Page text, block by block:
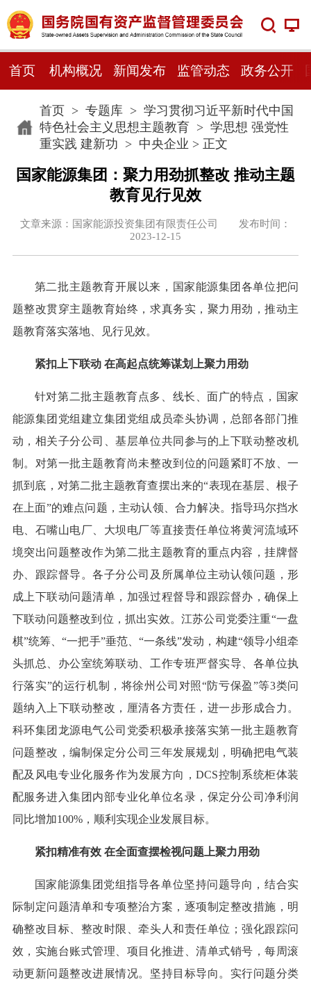
首页 机构概况 新闻发布 监管动态 政务公开
首页> 专题库> 学习贯彻习近平新时代中国
特色社会主义思想主题教育> 学思想 强党性
重实践 建新功 > 中央企业 > 正文
国家能源集团：聚力用劲抓整改 推动主题
教育见行见效
文章来源：国家能源投资集团有限责任公司 发布时间：
2023-12-15
第二批主题教育开展以来，国家能源集团各单位把问
题整改贯穿主题教育始终，求真务实，聚力用劲，推动主
题教育落实落地、见行见效。
紧扣上下联动 在高起点统筹谋划上聚力用劲
针对第二批主题教育点多、线长、面广的特点，国家
能源集团党组建立集团党组成员牵头协调，总部各部门推
动，相关子分公司、基层单位共同参与的上下联动整改机
制。对第一批主题教育尚未整改到位的问题紧盯不放、一
抓到底，对第二批主题教育查摆出来的“表现在基层、根子
在上面”的难点问题，主动认领、合力解决。指导玛尔挡水
电、石嘴山电厂、大坝电厂等直接责任单位将黄河流域环
境突出问题整改作为第二批主题教育的重点内容，挂牌督
办、跟踪督导。各子分公司及所属单位主动认领问题，形
成上下联动问题清单，加强过程督导和跟踪督办，确保上
下联动问题整改到位，抓出实效。江苏公司党委注重“一盘
棋”统筹、“一把手”垂范、“一条线”发动，构建“领导小组牵
头抓总、办公室统筹联动、工作专班严督实导、各单位执
行落实”的运行机制，将徐州公司对照“防亏保盈”等3类问
题纳入上下联动整改，厘清各方责任，进一步形成合力。
科环集团龙源电气公司党委积极承接落实第一批主题教育
问题整改，编制保定分公司三年发展规划，明确把电气装
配及风电专业化服务作为发展方向，DCS控制系统柜体装
配服务进入集团内部专业化单位名录，保定分公司净利润
同比增加100%，顺利实现企业发展目标。
紧扣精准有效 在全面查摆检视问题上聚力用劲
国家能源集团党组指导各单位坚持问题导向，结合实
际制定问题清单和专项整治方案，逐项制定整改措施，明
确整改目标、整改时限、牵头人和责任单位；强化跟踪问
效，实施台账式管理、项目化推进、清单式销号，每周滚
动更新问题整改进展情况。坚持目标导向。实行问题分类